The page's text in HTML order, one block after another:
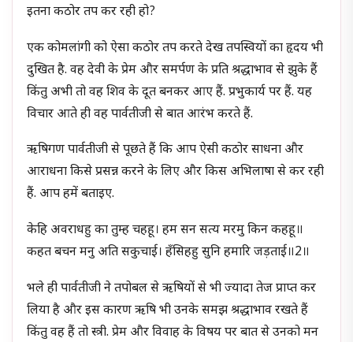
इतना कठोर तप कर रही हो?
एक कोमलांगी को ऐसा कठोर तप करते देख तपस्वियों का हृदय भी
दुखित है. वह देवी के प्रेम और समर्पण के प्रति श्रद्धाभाव से झुके हैं
किंतु अभी तो वह शिव के दूत बनकर आए हैं. प्रभुकार्य पर हैं. यह
विचार आते ही वह पार्वतीजी से बात आरंभ करते हैं.
ऋषिगण पार्वतीजी से पूछते हैं कि आप ऐसी कठोर साधना और
आराधना किसे प्रसन्न करने के लिए और किस अभिलाषा से कर रही
हैं. आप हमें बताइए.
केहि अवराधहु का तुम्ह चहहू। हम सन सत्य मरमु किन कहहू॥
कहत बचन मनु अति सकुचाई। हँसिहहु सुनि हमारि जड़ताई॥2॥
भले ही पार्वतीजी ने तपोबल से ऋषियों से भी ज्यादा तेज प्राप्त कर
लिया है और इस कारण ऋषि भी उनके समझ श्रद्धाभाव रखते हैं
किंतु वह हैं तो स्त्री. प्रेम और विवाह के विषय पर बात से उनको मन